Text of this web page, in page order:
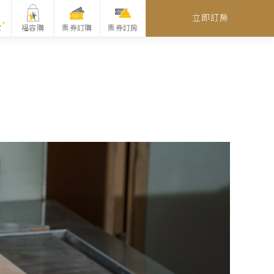
福容購 票券訂購 票券訂房
立即訂房